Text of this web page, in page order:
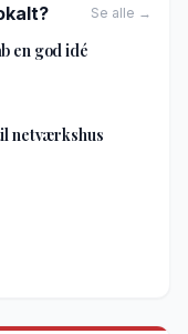
Se alle →
en god idé
netværkshus